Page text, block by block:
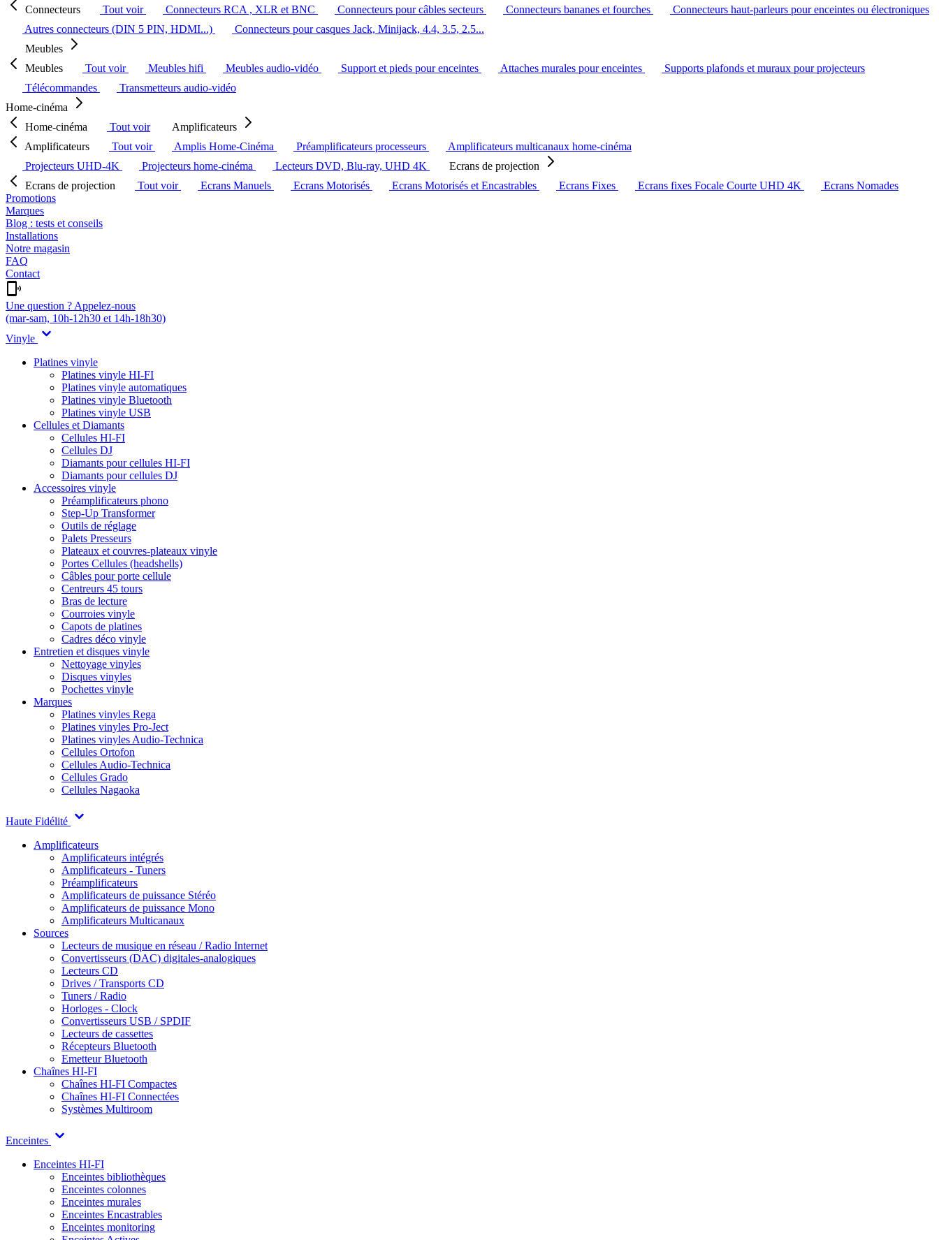
Connecteurs
Tout voir Connecteurs RCA , XLR et BNC Connecteurs pour câbles secteurs Connecteurs bananes et fourches
Connecteurs haut-parleurs pour enceintes ou électroniques
Autres connecteurs (DIN 5 PIN, HDMI...)
Connecteurs pour casques Jack, Minijack, 4.4, 3.5, 2.5...
Meubles
Meubles
Tout voir Meubles hifi Meubles audio-vidéo Support et pieds pour enceintes Attaches murales pour enceintes
Supports plafonds et muraux pour projecteurs
Télécommandes
Transmetteurs audio-vidéo
Home-cinéma
Home-cinéma
Tout voir
Amplificateurs
Amplificateurs
Tout voir Amplis Home-Cinéma Préamplificateurs processeurs
Amplificateurs multicanaux home-cinéma
Projecteurs UHD-4K
Projecteurs home-cinéma Lecteurs DVD, Blu-ray, UHD 4K
Ecrans de projection
Ecrans de projection
Tout voir Ecrans Manuels Ecrans Motorisés Ecrans Motorisés et Encastrables Ecrans Fixes Ecrans fixes Focale Courte UHD 4K
Ecrans Nomades
Promotions
Marques
Blog : tests et conseils
Installations
Notre magasin
FAQ
Contact
Une question ? Appelez-nous
(mar-sam, 10h-12h30 et 14h-18h30)
Vinyle
Platines vinyle
Platines vinyle HI-FI
Platines vinyle automatiques
Platines vinyle Bluetooth
Platines vinyle USB
Cellules et Diamants
Cellules HI-FI
Cellules DJ
Diamants pour cellules HI-FI
Diamants pour cellules DJ
Accessoires vinyle
Préamplificateurs phono
Step-Up Transformer
Outils de réglage
Palets Presseurs
Plateaux et couvres-plateaux vinyle
Portes Cellules (headshells)
Câbles pour porte cellule
Centreurs 45 tours
Bras de lecture
Courroies vinyle
Capots de platines
Cadres déco vinyle
Entretien et disques vinyle
Nettoyage vinyles
Disques vinyles
Pochettes vinyle
Marques
Platines vinyles Rega
Platines vinyles Pro-Ject
Platines vinyles Audio-Technica
Cellules Ortofon
Cellules Audio-Technica
Cellules Grado
Cellules Nagaoka
Haute Fidélité
Amplificateurs
Amplificateurs intégrés
Amplificateurs - Tuners
Préamplificateurs
Amplificateurs de puissance Stéréo
Amplificateurs de puissance Mono
Amplificateurs Multicanaux
Sources
Lecteurs de musique en réseau / Radio Internet
Convertisseurs (DAC) digitales-analogiques
Lecteurs CD
Drives / Transports CD
Tuners / Radio
Horloges - Clock
Convertisseurs USB / SPDIF
Lecteurs de cassettes
Récepteurs Bluetooth
Emetteur Bluetooth
Chaînes HI-FI
Chaînes HI-FI Compactes
Chaînes HI-FI Connectées
Systèmes Multiroom
Enceintes
Enceintes HI-FI
Enceintes bibliothèques
Enceintes colonnes
Enceintes murales
Enceintes Encastrables
Enceintes monitoring